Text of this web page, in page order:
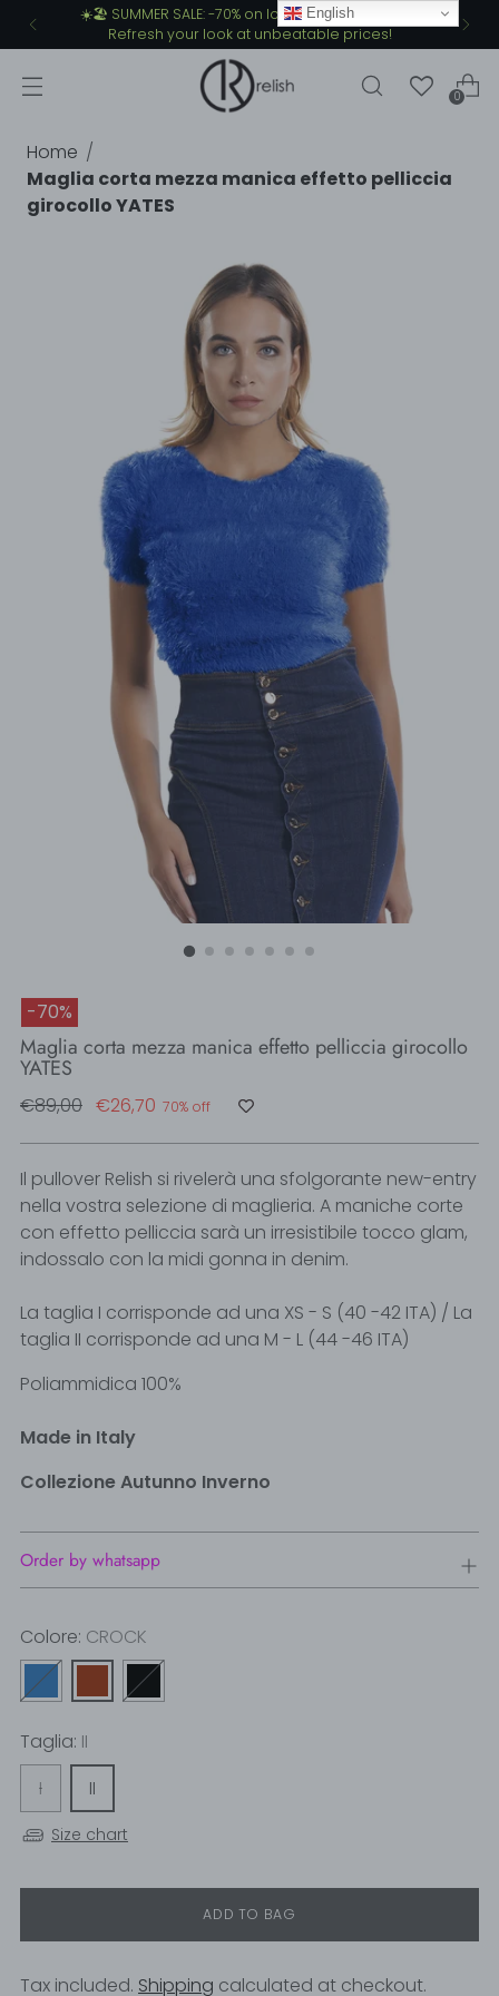
☀️🏖️ SUMMER SALE: -70% on lots of summer items.
Refresh your look at unbeatable prices!
0
Home
Maglia corta mezza manica effetto pelliccia
girocollo YATES
-70%
Maglia corta mezza manica effetto pelliccia girocollo
YATES
Regular
€89,00 €26,70 70% off
Il pullover Relish si rivelerà una sfolgorante new-entry
nella vostra selezione di maglieria. A maniche corte
con effetto pelliccia sarà un irresistibile tocco glam,
indossalo con la midi gonna in denim.
La taglia I corrisponde ad una XS - S (40 -42 ITA) / La
taglia II corrisponde ad una M - L (44 -46 ITA)
Poliammidica 100%
Made in Italy
Collezione Autunno Inverno
Order by whatsapp
Colore: CROCK
Taglia: II
I
II
Size chart
ADD TO BAG
Tax included. Shipping calculated at checkout.
English